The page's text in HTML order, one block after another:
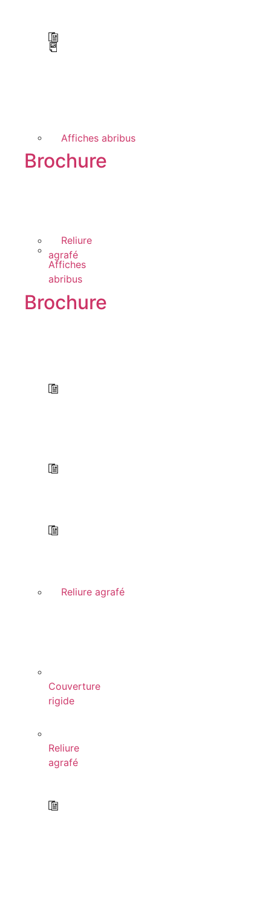
Reliure
agrafé
Couverture
rigide
Affiches
abribus
Brochure
Reliure
agrafé
Affiches abribus
Brochure
Reliure agrafé